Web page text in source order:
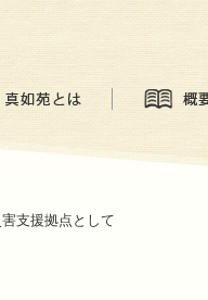
支援拠点として